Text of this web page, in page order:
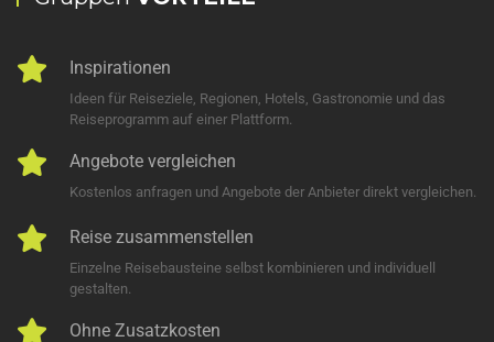
Inspirationen
Ideen für Reiseziele, Regionen, Hotels, Gastronomie und das
Reiseprogramm auf einer Plattform.
Angebote vergleichen
Kostenlos anfragen und Angebote der Anbieter direkt vergleichen.
Reise zusammenstellen
Einzelne Reisebausteine selbst kombinieren und individuell
gestalten.
Ohne Zusatzkosten